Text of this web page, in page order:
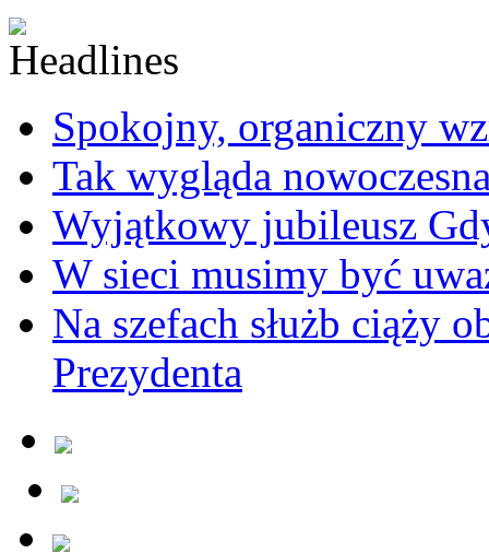
Spokojny, organiczny
Tak wygląda
Wyjątkowy jubileusz
W sieci musimy być
Na szefach służb ciąży
Prezydenta